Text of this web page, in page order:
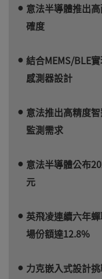
意法半導體推出
確度
結合MEMS/BLE
感測器設計
意法推出高精度
監測需求
意法半導體公布
元
英飛凌連續六年
場份額達12.8%
力克嵌入式設計